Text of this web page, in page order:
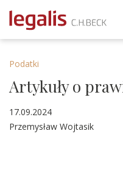
Podatki
Artykuły o
17.09.2024
Przemysław Wojtasik